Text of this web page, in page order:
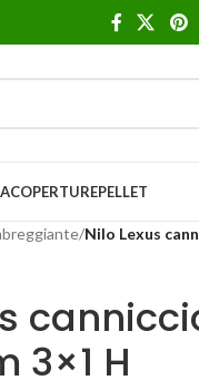
COPERTUREPELLET
/Nilo Lexus
3×1 H